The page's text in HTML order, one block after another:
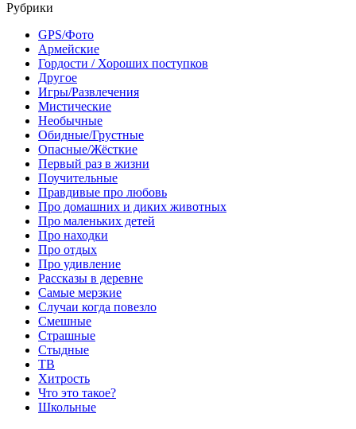
Рубрики
GPS/Фото
Армейские
Гордости / Хороших поступков
Другое
Игры/Развлечения
Мистические
Необычные
Обидные/Грустные
Опасные/Жёсткие
Первый раз в жизни
Поучительные
Правдивые про любовь
Про домашних и диких животных
Про маленьких детей
Про находки
Про отдых
Про удивление
Рассказы в деревне
Самые мерзкие
Случаи когда повезло
Смешные
Страшные
Стыдные
ТВ
Хитрость
Что это такое?
Школьные